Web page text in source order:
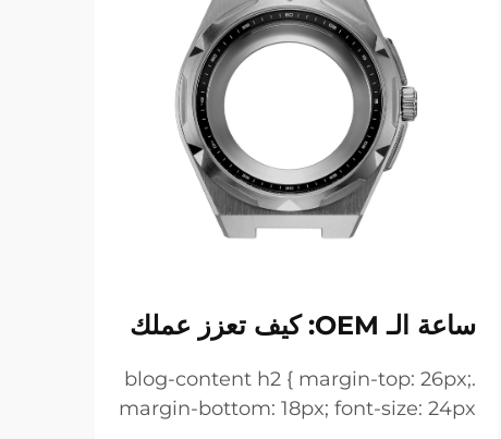
ساعة الـ OEM: كيف تعزز عملك
.blog-content h2 { margin-top: 26px;
margin-bottom: 18px; font-size: 24px